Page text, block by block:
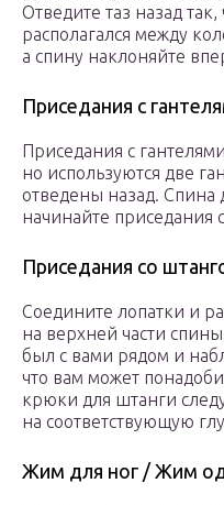
Отведите таз назад
располагался между
а спину наклоняйте
Приседания с
Приседания с
но используются две
отведены назад.
начинайте приседания
Приседания со
Соедините лопатки и
на верхней части
был с вами рядом и
что вам может
крюки для штанги
на соответствующую
Жим для ног / Жим